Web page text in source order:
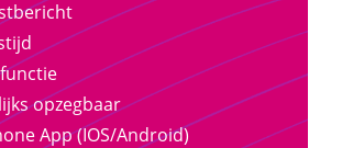
opzegbaar
App (IOS/Android)